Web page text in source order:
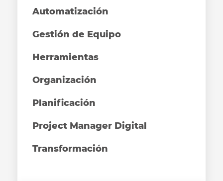
Automatización
Gestión de Equipo
Herramientas
Organización
Planificación
Project Manager Digital
Transformación